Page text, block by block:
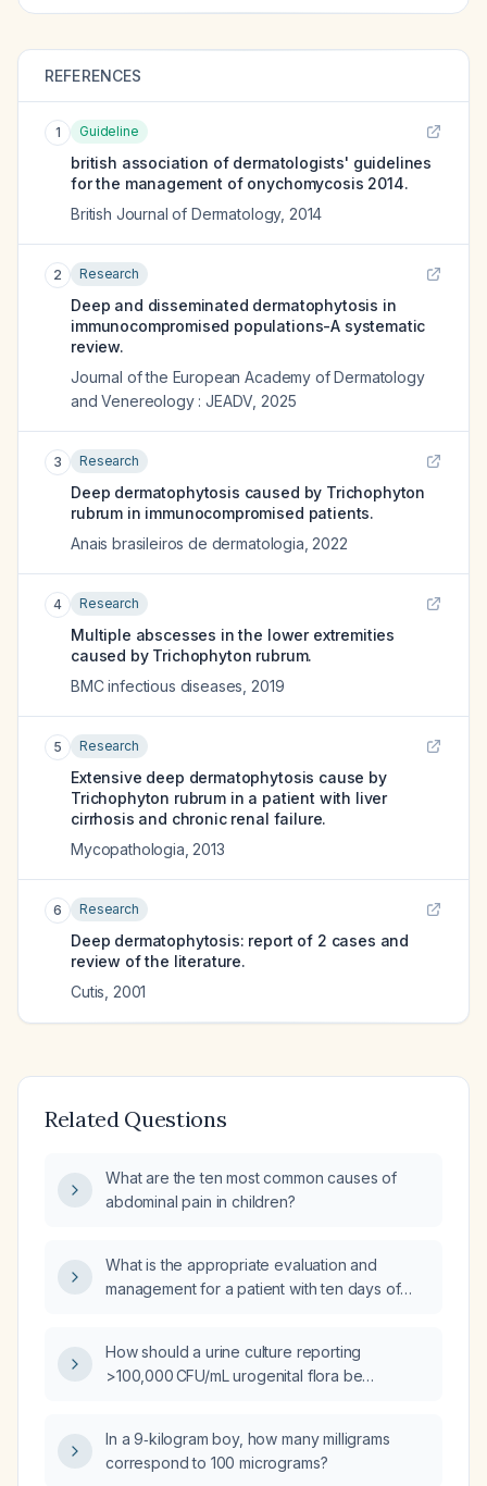
REFERENCES
1 Guideline
british association of dermatologists' guidelines
for the management of onychomycosis 2014.
British Journal of Dermatology, 2014
2 Research
Deep and disseminated dermatophytosis in
immunocompromised populations-A systematic
review.
Journal of the European Academy of Dermatology
and Venereology : JEADV, 2025
3 Research
Deep dermatophytosis caused by Trichophyton
rubrum in immunocompromised patients.
Anais brasileiros de dermatologia 2022
4 Research
Multiple abscesses in the lower extremities
caused by Trichophyton rubrum.
BMC infectious diseases 2019
5 Research
Extensive deep dermatophytosis cause by
Trichophyton rubrum in a patient with liver
cirrhosis and chronic renal failure.
Mycopathologia 2013
6 Research
Deep dermatophytosis: report of 2 cases and
review of the literature.
Cutis 2001
Related Questions
What are the ten most common causes of
abdominal pain in children?
What is the appropriate evaluation and
management for a patient with ten days of
How should a urine culture reporting
>100,000 CFU/mL urogenital flora be
In a 9‑kilogram boy, how many milligrams
correspond to 100 micrograms?